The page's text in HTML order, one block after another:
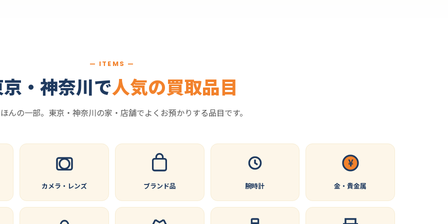
— ITEMS —
・神奈川で人気の買取品目
んの一部。東京・神奈川の家・店舗でよくお預かりする品目です。
カメラ・レンズ ブランド品 腕時計
¥
金・貴金属